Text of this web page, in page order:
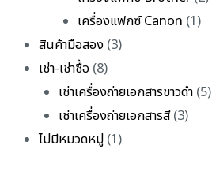
เครื่องแฟกซ์ Canon (1)
สินค้ามือสอง (3)
เช่า-เช่าซื้อ (8)
เช่าเครื่องถ่ายเอกสารขาวดำ(5)
เช่าเครื่องถ่ายเอกสารสี(3)
ไม่มีหมวดหมู่ (1)